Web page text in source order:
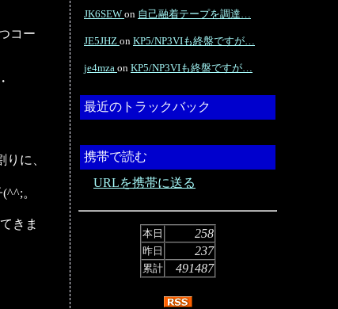
コー
に、
。
きま
JK6SEW on 自己融着テープを調達…
JE5JHZ on KP5/NP3VIも終盤ですが…
je4mza on KP5/NP3VIも終盤ですが…
最近のトラックバック
携帯で読む
URLを携帯に送る
本日 258
昨日 237
累計 491487